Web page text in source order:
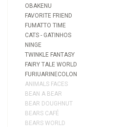
OBAKENU
FAVORITE FRIEND
FUMATTO TIME
CATS - GATINHOS
NINGE
TWINKLE FANTASY
FAIRY TALE WORLD
FURIUARINECOLON
ANIMALS FACES
BEAN A BEAR
BEAR DOUGHNUT
BEARS CAFÉ
BEARS WORLD